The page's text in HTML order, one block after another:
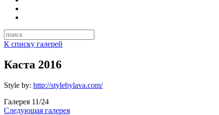
К списку галерей
Каста 2016
Style by: http://stylebylava.com/
Галерея 11/24
Следующая галерея